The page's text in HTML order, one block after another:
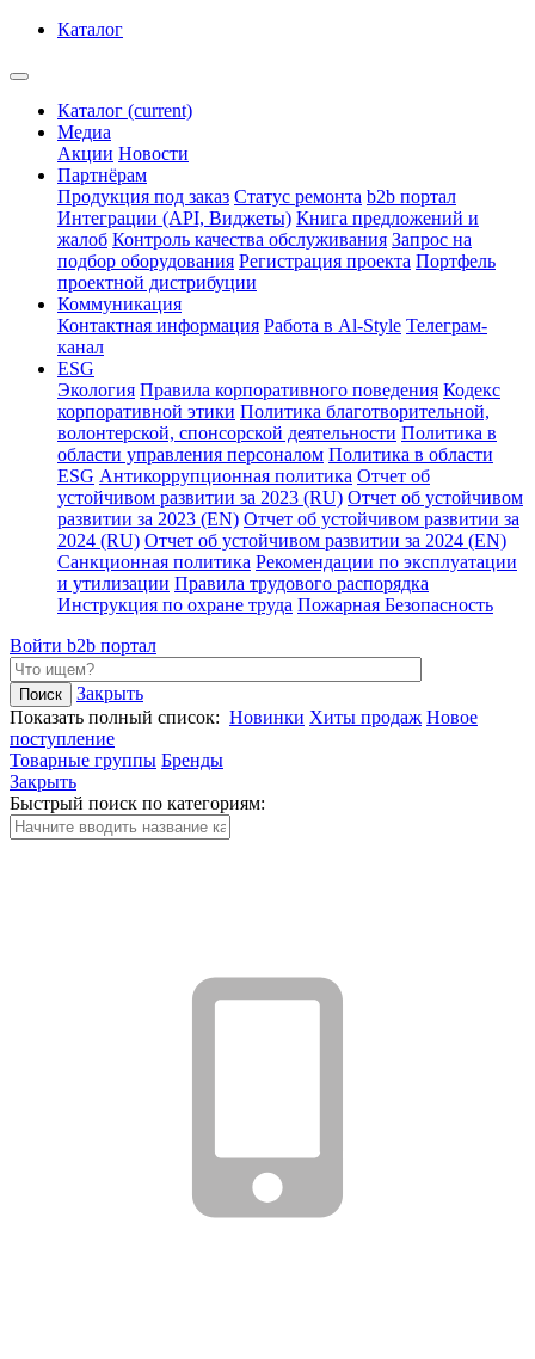
Каталог
Каталог (current)
Медиа
Акции Новости
Партнёрам
Продукция под заказ Статус ремонта b2b портал
Интеграции (API, Виджеты) Книга предложений и
жалоб Контроль качества обслуживания Запрос на
подбор оборудования Регистрация проекта Портфель
проектной дистрибуции
Коммуникация
Контактная информация Работа в Al-Style Телеграм-
канал
ESG
Экология Правила корпоративного поведения Кодекс
корпоративной этики Политика благотворительной,
волонтерской, спонсорской деятельности Политика в
области управления персоналом Политика в области
ESG Антикоррупционная политика Отчет об
устойчивом развитии за 2023 (RU) Отчет об устойчивом
развитии за 2023 (EN) Отчет об устойчивом развитии за
2024 (RU) Отчет об устойчивом развитии за 2024 (EN)
Санкционная политика Рекомендации по эксплуатации
и утилизации Правила трудового распорядка
Инструкция по охране труда Пожарная Безопасность
Войти b2b портал
Закрыть
Показать полный список: Новинки Хиты продаж Новое
поступление
Товарные группы Бренды
Закрыть
Быстрый поиск по категориям: